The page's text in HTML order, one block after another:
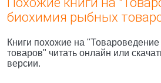
биохимия рыбных
Книги похожие на
товаров" читать онлайн или
версии.